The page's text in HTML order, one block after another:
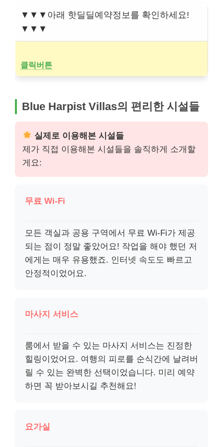
▼▼▼아래 핫딜딜예약정보를 확인하세요!
▼▼▼
클릭버튼
Blue Harpist Villas의 편리한 시설들
실제로 이용해본 시설들
제가 직접 이용해본 시설들을 솔직하게 소개할
게요:
무료 Wi-Fi
모든 객실과 공용 구역에서 무료 Wi-Fi가 제공
되는 점이 정말 좋았어요! 작업을 해야 했던 저
에게는 매우 유용했죠. 인터넷 속도도 빠르고
안정적이었어요.
마사지 서비스
룸에서 받을 수 있는 마사지 서비스는 진정한
힐링이었어요. 여행의 피로를 순식간에 날려버
릴 수 있는 완벽한 선택이었습니다. 미리 예약
하면 꼭 받아보시길 추천해요!
요가실